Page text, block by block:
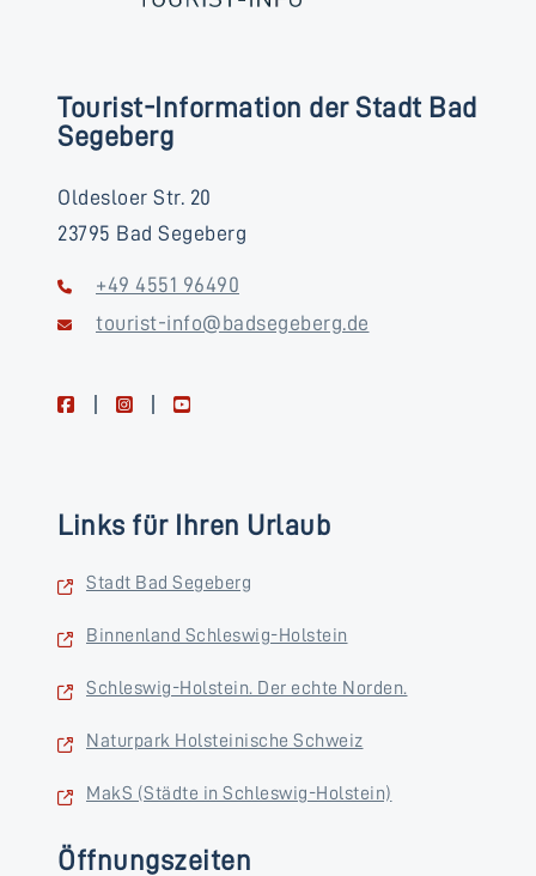
Tourist-Information der Stadt Bad
Segeberg
Oldesloer Str. 20
23795 Bad Segeberg
+49 4551 96490
tourist-info@badsegeberg.de
facebookinstagramyoutube
Links für Ihren Urlaub
Stadt Bad Segeberg
Binnenland Schleswig-Holstein
Schleswig-Holstein. Der echte Norden.
Naturpark Holsteinische Schweiz
MakS (Städte in Schleswig-Holstein)
Öffnungszeiten